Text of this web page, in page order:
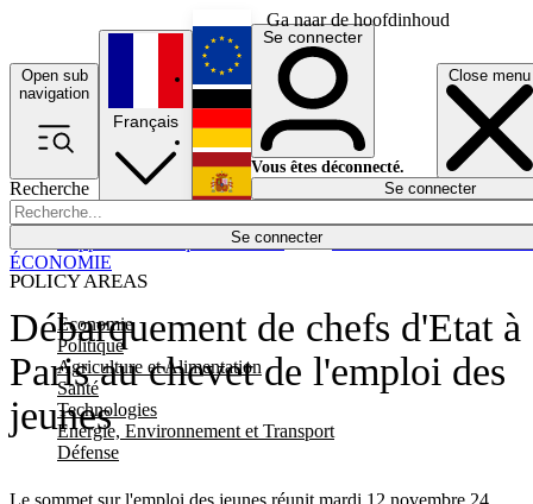
Ga naar de hoofdinhoud
Open sub
navigation
Close menu
Recherche
Se connecter
POLICY AREAS
Economie
Politique
Agriculture et Alimentation
Santé
Technologies
Energie, Environnement et Transport
Défense
Économie
Français
English
Deutsch
Español
Se connecter
Vous êtes déconnecté.
Se connecter
Débarquement de chefs d'Etat à
Paris au chevet de l'emploi des
jeunes
ÉCONOMIE